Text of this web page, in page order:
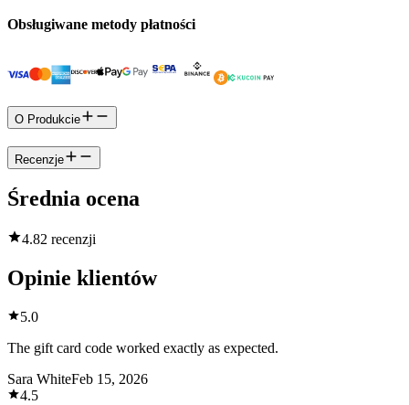
Obsługiwane metody płatności
O Produkcie
Recenzje
Średnia ocena
4.82 recenzji
Opinie klientów
5.0
The gift card code worked exactly as expected.
Sara WhiteFeb 15, 2026
4.5